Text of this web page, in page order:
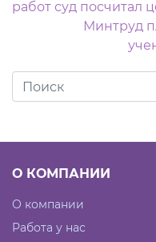
работ суд посчитал
Минтруд
О КОМПАНИИ
О компании
Работа у нас